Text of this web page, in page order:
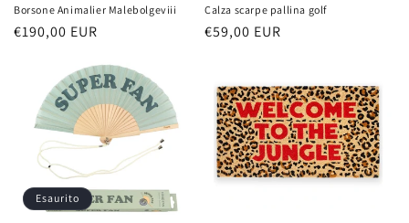
Borsone Animalier Malebolgeviii
Prezzo
€190,00 EUR
Calza scarpe pallina golf
Prezzo
€59,00 EUR
Esaurito